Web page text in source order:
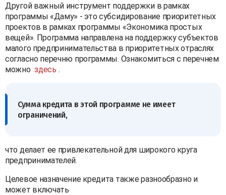
Другой важный инструмент поддержки в рамках
программы «Даму» - это субсидирование приоритетных
проектов в рамках программы «Экономика простых
вещей». Программа направлена на поддержку субъектов
малого предпринимательства в приоритетных отраслях
согласно перечню программы. Ознакомиться с перечнем
можно здесь .
Сумма кредита в этой программе не имеет
ограничений,
что делает ее привлекательной для широкого круга
предпринимателей.
Целевое назначение кредита также разнообразно и
может включать